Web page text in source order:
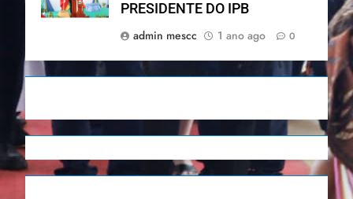
PRESIDENTE DO IPB
admin mescc
1 ano ago 0